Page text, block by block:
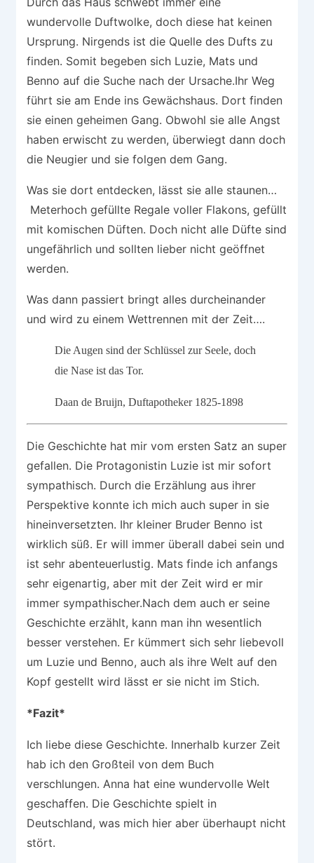
wundervolle Duftwolke, doch diese hat keinen
Ursprung. Nirgends ist die Quelle des Dufts zu
finden. Somit begeben sich Luzie, Mats und
Benno auf die Suche nach der Ursache.Ihr Weg
führt sie am Ende ins Gewächshaus. Dort finden
sie einen geheimen Gang. Obwohl sie alle Angst
haben erwischt zu werden, überwiegt dann doch
die Neugier und sie folgen dem Gang.
Was sie dort entdecken, lässt sie alle staunen…
Meterhoch gefüllte Regale voller Flakons, gefüllt
mit komischen Düften. Doch nicht alle Düfte sind
ungefährlich und sollten lieber nicht geöffnet
werden.
Was dann passiert bringt alles durcheinander
und wird zu einem Wettrennen mit der Zeit….
Die Augen sind der Schlüssel zur Seele, doch
die Nase ist das Tor.
Daan de Bruijn, Duftapotheker 1825-1898
Die Geschichte hat mir vom ersten Satz an super
gefallen. Die Protagonistin Luzie ist mir sofort
sympathisch. Durch die Erzählung aus ihrer
Perspektive konnte ich mich auch super in sie
hineinversetzten. Ihr kleiner Bruder Benno ist
wirklich süß. Er will immer überall dabei sein und
ist sehr abenteuerlustig. Mats finde ich anfangs
sehr eigenartig, aber mit der Zeit wird er mir
immer sympathischer.Nach dem auch er seine
Geschichte erzählt, kann man ihn wesentlich
besser verstehen. Er kümmert sich sehr liebevoll
um Luzie und Benno, auch als ihre Welt auf den
Kopf gestellt wird lässt er sie nicht im Stich.
*Fazit*
Ich liebe diese Geschichte. Innerhalb kurzer Zeit
hab ich den Großteil von dem Buch
verschlungen. Anna hat eine wundervolle Welt
geschaffen. Die Geschichte spielt in
Deutschland, was mich hier aber überhaupt nicht
stört.